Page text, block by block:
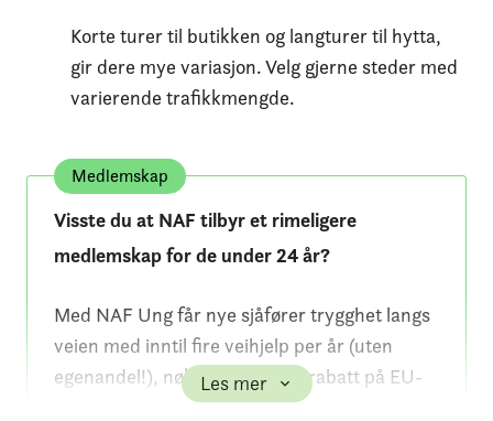
Korte turer til butikken og langturer til hytta,
gir dere mye variasjon. Velg gjerne steder med
varierende trafikkmengde.
Medlemskap
Visste du at NAF tilbyr et rimeligere
medlemskap for de under 24 år?
Med NAF Ung får nye sjåfører trygghet langs
veien med inntil fire veihjelp per år (uten
egenandel!), nøkkelforsikring, rabatt på EU-
kontroll og verkstedtjenester, juridisk
Les mer